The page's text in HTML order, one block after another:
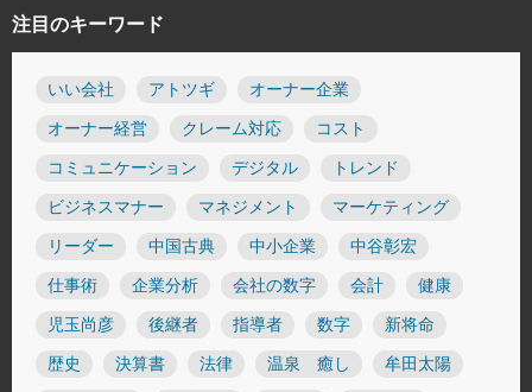
注目のキーワード
いい会社 アトツギ オーナー企業
オーナー経営 クレーム対応 コスト
コミュニケーション デジタル トレンド
ビジネスマナー マネジメント マーケティング
リーダー 中国古典 中小企業 中谷彰宏
仕事術 企業分析 会社の数字 会計 健康
児玉尚彦 後継者 指導者 数字 新将命
歴史 決算書 法律 温泉 癒し 牟田太陽